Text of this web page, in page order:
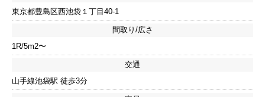
東京都豊島区西池袋１丁目40-1
間取り/広さ
1R/5m2〜
交通
山手線池袋駅 徒歩3分